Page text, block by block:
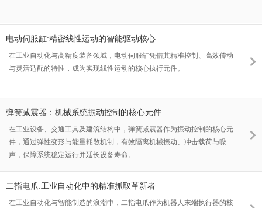
电动伺服缸:精密线性运动的智能驱动核心
在工业自动化与高精度装备领域，电动伺服缸凭借其精准控制、高效传动
与灵活适配的特性，成为实现线性运动的核心执行元件。
弹簧减震器：机械系统振动控制的核心元件
在工业设备、交通工具及建筑结构中，弹簧减震器作为振动控制的核心元
件，通过弹性变形与能量耗散机制，有效隔离机械振动、冲击载荷与噪
声，保障系统稳定运行并延长设备寿命。
二指电爪:工业自动化中的精准抓取革新者
在工业自动化与智能制造的浪潮中，二指电爪作为机器人末端执行器的核